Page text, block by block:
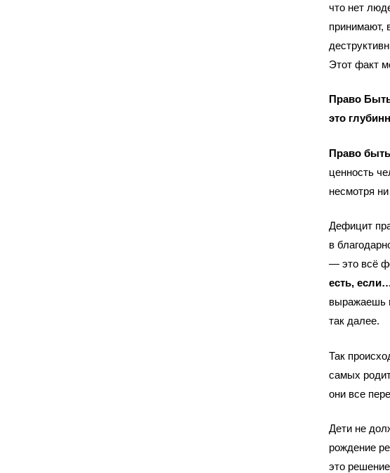
что нет
принимают,
Этот факт
Право
это
Право
ценность
несмотря
Дефицит
в
— это всё
есть,
выражаешь
так далее.
Так
самых
они все
Дети не
рождение
это